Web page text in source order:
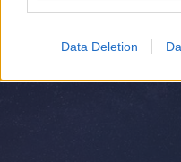
Data Deletion